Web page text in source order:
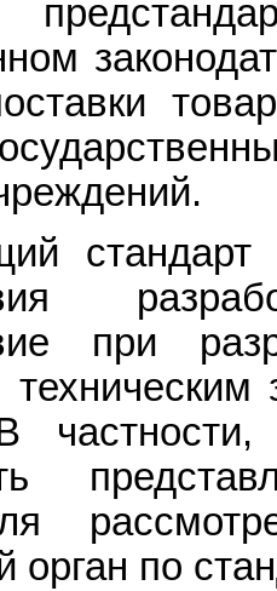
стандарт
при
В
орган по